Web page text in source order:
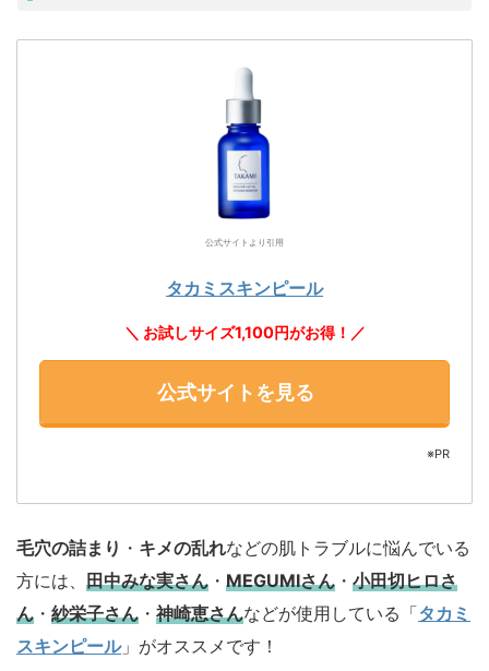
公式サイトより引用
タカミスキンピール
＼ お試しサイズ1,100円がお得！／
公式サイトを見る
※PR
毛穴の詰まり ・ キメの乱れなどの肌トラブルに悩んでいる
方には、 田中みな実さん ・ MEGUMIさん ・ 小田切ヒロさ
ん ・ 紗栄子さん ・ 神崎恵さんなどが使用している「タカミ
スキンピール」がオススメです！